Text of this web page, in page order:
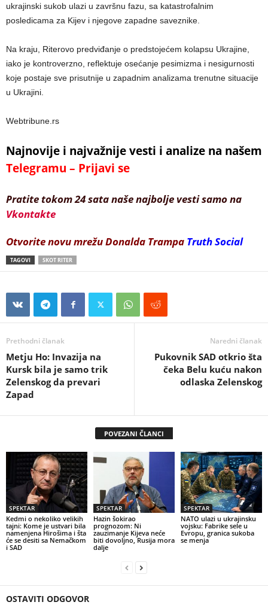
ukrajinski sukob ulazi u završnu fazu, sa katastrofalnim
posledicama za Kijev i njegove zapadne saveznike.
Na kraju, Riterovo predviđanje o predstojećem kolapsu Ukrajine,
iako je kontroverzno, reflektuje osećanje pesimizma i nesigurnosti
koje postaje sve prisutnije u zapadnim analizama trenutne situacije
u Ukrajini.
Webtribune.rs
Najnovije i najvažnije vesti i analize na našem
Telegramu – Prijavi se
Pratite tokom 24 sata naše najbolje vesti samo na
Vkontakte
Otvorite novu mrežu Donalda Trampa Truth Social
TAGOVI SKOT RITER
Prethodni članak
Metju Ho: Invazija na
Kursk bila je samo trik
Zelenskog da prevari
Zapad
Naredni članak
Pukovnik SAD otkrio šta
čeka Belu kuću nakon
odlaska Zelenskog
POVEZANI ČLANCI
SPEKTAR
Kedmi o nekoliko velikih
tajni: Kome je ustvari bila
namenjena Hirošima i šta
će se desiti sa Nemačkom
i SAD
SPEKTAR
Hazin šokirao
prognozom: Ni
zauzimanje Kijeva neće
biti dovoljno, Rusija mora
dalje
SPEKTAR
NATO ulazi u ukrajinsku
vojsku: Fabrike sele u
Evropu, granica sukoba
se menja
OSTAVITI ODGOVOR